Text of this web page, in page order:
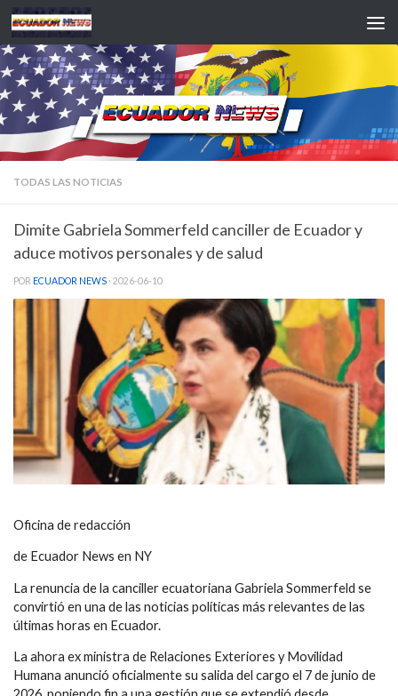
Saltar al contenido
TODAS LAS NOTICIAS
Dimite Gabriela Sommerfeld canciller de Ecuador y
aduce motivos personales y de salud
POR ECUADOR NEWS · 2026-06-10
Oficina de redacción
de Ecuador News en NY
La renuncia de la canciller ecuatoriana Gabriela Sommerfeld se
convirtió en una de las noticias políticas más relevantes de las
últimas horas en Ecuador.
La ahora ex ministra de Relaciones Exteriores y Movilidad
Humana anunció oficialmente su salida del cargo el 7 de junio de